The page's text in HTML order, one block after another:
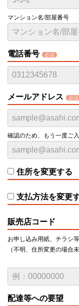
マンション名/部屋番号
電話番号 必須
メールアドレス 必須
確認のため、もう一度ご
住所を変更する
支払方法を変更
販売店コード
お申し込み用紙、チラシ
（不明、住所変更の場合未
配達等への要望